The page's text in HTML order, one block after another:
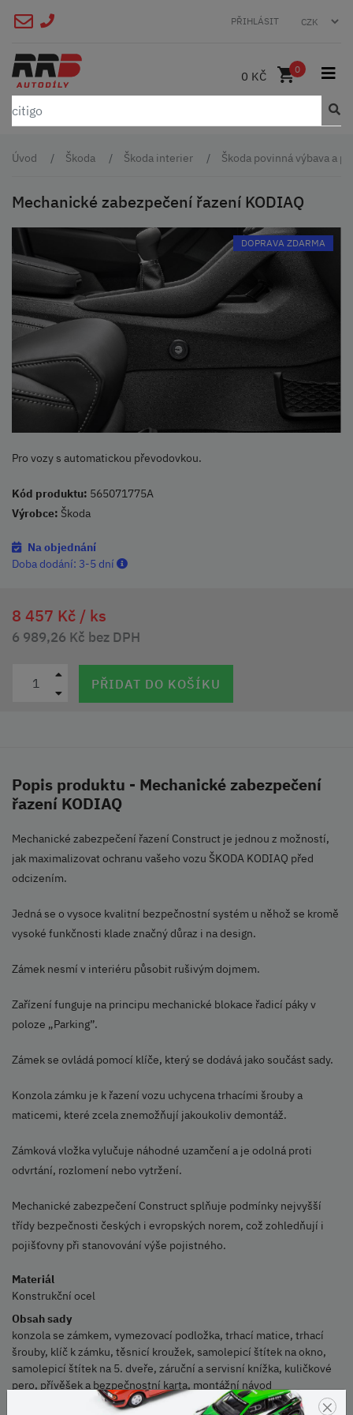
PŘIHLÁSIT
0 KČ 0
Úvod Škoda Škoda interier Škoda povinná výbava a
Mechanické zabezpečení řazení KODIAQ
DOPRAVA ZDARMA
Pro vozy s automatickou převodovkou.
Kód produktu: 565071775A
Výrobce: Škoda
Na objednání
Doba dodání: 3-5 dní
8 457 Kč / ks
6 989,26 Kč bez DPH
PŘIDAT DO KOŠÍKU
Popis produktu - Mechanické zabezpečení
řazení KODIAQ
Mechanické zabezpečení řazení Construct je jednou z možností,
jak maximalizovat ochranu vašeho vozu ŠKODA KODIAQ před
odcizením.
Jedná se o vysoce kvalitní bezpečnostní systém u něhož se kromě
vysoké funkčnosti klade značný důraz i na design.
Zámek nesmí v interiéru působit rušivým dojmem.
Zařízení funguje na principu mechanické blokace řadicí páky v
poloze „Parking”.
Zámek se ovládá pomocí klíče, který se dodává jako součást sady.
Konzola zámku je k řazení vozu uchycena trhacími šrouby a
maticemi, které zcela znemožňují jakoukoliv demontáž.
Zámková vložka vylučuje náhodné uzamčení a je odolná proti
odvrtání, rozlomení nebo vytržení.
Mechanické zabezpečení Construct splňuje podmínky nejvyšší
třídy bezpečnosti českých i evropských norem, což zohledňují i
pojišťovny při stanovování výše pojistného.
Materiál
Konstrukční ocel
Obsah sady
konzola se zámkem, vymezovací podložka, trhací matice, trhací
šrouby, klíč k zámku, těsnicí kroužek, samolepicí štítek na okno,
samolepicí štítek na 5. dveře, záruční a servisní knížka, kuličkové
pero, přívěšek a bezpečnostní karta, montážní návod
Doporučená profesionální instalace
×